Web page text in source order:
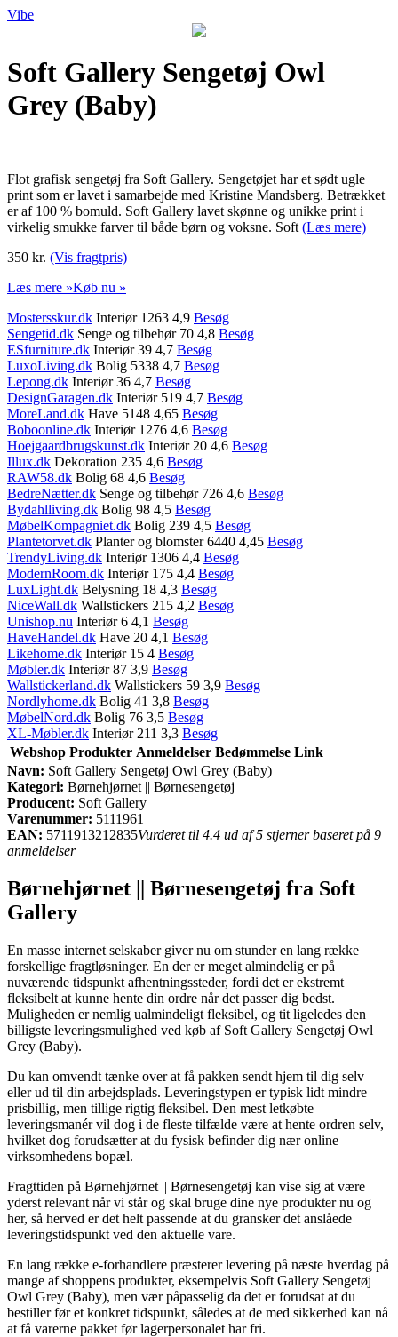
Vibe
Soft Gallery Sengetøj Owl
Grey (Baby)
Flot grafisk sengetøj fra Soft Gallery. Sengetøjet har et sødt ugle
print som er lavet i samarbejde med Kristine Mandsberg. Betrækket
er af 100 % bomuld. Soft Gallery lavet skønne og unikke print i
virkelig smukke farver til både børn og voksne. Soft (Læs mere)
350 kr. (Vis fragtpris)
Læs mere »Køb nu »
Mostersskur.dk Interiør 1263 4,9 Besøg
Sengetid.dk Senge og tilbehør 70 4,8 Besøg
ESfurniture.dk Interiør 39 4,7 Besøg
LuxoLiving.dk Bolig 5338 4,7 Besøg
Lepong.dk Interiør 36 4,7 Besøg
DesignGaragen.dk Interiør 519 4,7 Besøg
MoreLand.dk Have 5148 4,65 Besøg
Boboonline.dk Interiør 1276 4,6 Besøg
Hoejgaardbrugskunst.dk Interiør 20 4,6 Besøg
Illux.dk Dekoration 235 4,6 Besøg
RAW58.dk Bolig 68 4,6 Besøg
BedreNætter.dk Senge og tilbehør 726 4,6 Besøg
Bydahlliving.dk Bolig 98 4,5 Besøg
MøbelKompagniet.dk Bolig 239 4,5 Besøg
Plantetorvet.dk Planter og blomster 6440 4,45 Besøg
TrendyLiving.dk Interiør 1306 4,4 Besøg
ModernRoom.dk Interiør 175 4,4 Besøg
LuxLight.dk Belysning 18 4,3 Besøg
NiceWall.dk Wallstickers 215 4,2 Besøg
Unishop.nu Interiør 6 4,1 Besøg
HaveHandel.dk Have 20 4,1 Besøg
Likehome.dk Interiør 15 4 Besøg
Møbler.dk Interiør 87 3,9 Besøg
Wallstickerland.dk Wallstickers 59 3,9 Besøg
Nordlyhome.dk Bolig 41 3,8 Besøg
MøbelNord.dk Bolig 76 3,5 Besøg
XL-Møbler.dk Interiør 211 3,3 Besøg
Webshop Produkter Anmeldelser Bedømmelse Link
Navn: Soft Gallery Sengetøj Owl Grey (Baby)
Kategori: Børnehjørnet || Børnesengetøj
Producent: Soft Gallery
Varenummer: 5111961
EAN: 5711913212835Vurderet til 4.4 ud af 5 stjerner baseret på 9
anmeldelser
Børnehjørnet || Børnesengetøj fra Soft
Gallery
En masse internet selskaber giver nu om stunder en lang række
forskellige fragtløsninger. En der er meget almindelig er på
nuværende tidspunkt afhentningssteder, fordi det er ekstremt
fleksibelt at kunne hente din ordre når det passer dig bedst.
Muligheden er nemlig ualmindeligt fleksibel, og tit ligeledes den
billigste leveringsmulighed ved køb af Soft Gallery Sengetøj Owl
Grey (Baby).
Du kan omvendt tænke over at få pakken sendt hjem til dig selv
eller ud til din arbejdsplads. Leveringstypen er typisk lidt mindre
prisbillig, men tillige rigtig fleksibel. Den mest letkøbte
leveringsmanér vil dog i de fleste tilfælde være at hente ordren selv,
hvilket dog forudsætter at du fysisk befinder dig nær online
virksomhedens bopæl.
Fragttiden på Børnehjørnet || Børnesengetøj kan vise sig at være
yderst relevant når vi står og skal bruge dine nye produkter nu og
her, så herved er det helt passende at du gransker det anslåede
leveringstidspunkt ved den aktuelle vare.
En lang række e-forhandlere præsterer levering på næste hverdag på
mange af shoppens produkter, eksempelvis Soft Gallery Sengetøj
Owl Grey (Baby), men vær påpasselig da det er forudsat at du
bestiller før et konkret tidspunkt, således at de med sikkerhed kan nå
at få varerne pakket før lagerpersonalet har fri.